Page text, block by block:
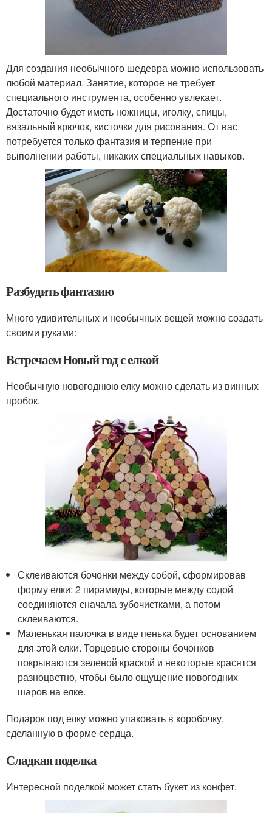
Для создания необычного шедевра можно использовать
любой материал. Занятие, которое не требует
специального инструмента, особенно увлекает.
Достаточно будет иметь ножницы, иголку, спицы,
вязальный крючок, кисточки для рисования. От вас
потребуется только фантазия и терпение при
выполнении работы, никаких специальных навыков.
Разбудить фантазию
Много удивительных и необычных вещей можно создать
своими руками:
Встречаем Новый год с елкой
Необычную новогоднюю елку можно сделать из винных
пробок.
Склеиваются бочонки между собой, сформировав
форму елки: 2 пирамиды, которые между содой
соединяются сначала зубочистками, а потом
склеиваются.
Маленькая палочка в виде пенька будет основанием
для этой елки. Торцевые стороны бочонков
покрываются зеленой краской и некоторые красятся
разноцветно, чтобы было ощущение новогодних
шаров на елке.
Подарок под елку можно упаковать в коробочку,
сделанную в форме сердца.
Сладкая поделка
Интересной поделкой может стать букет из конфет.